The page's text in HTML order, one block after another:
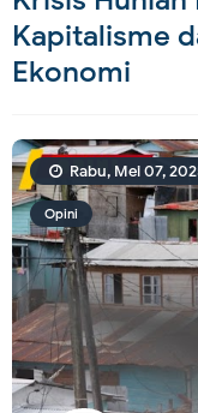
Kapitalisme
Ekonomi
Opini
Rabu, Mei 07,